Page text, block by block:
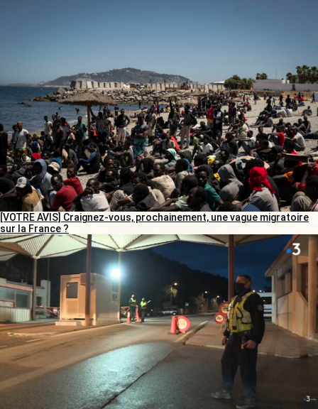
[VOTRE AVIS] Craignez-vous, prochainement, une vague migratoire
sur la France ?